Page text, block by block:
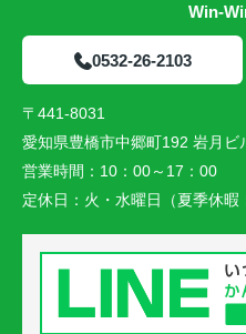
Win-
0532-26-2103
〒441-8031
愛知県豊橋市中郷町192 岩月ビ
営業時間： 10：00～17：00
定休日： 火・水曜日（夏季休暇